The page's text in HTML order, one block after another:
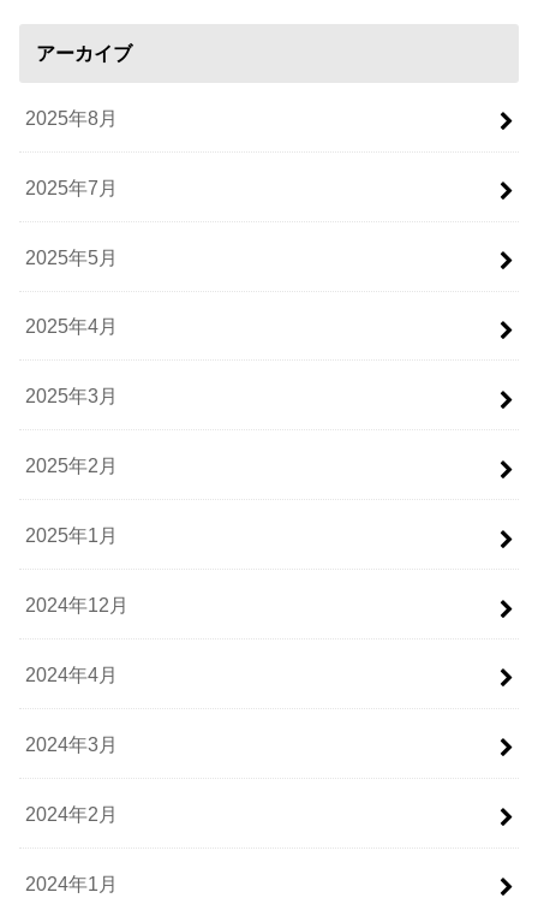
アーカイブ
2025年8月
2025年7月
2025年5月
2025年4月
2025年3月
2025年2月
2025年1月
2024年12月
2024年4月
2024年3月
2024年2月
2024年1月